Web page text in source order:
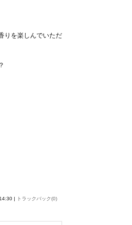
りを楽しんでいただ
| トラックバック(0)